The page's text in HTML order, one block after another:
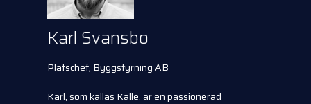
Karl Svansbo
Platschef, Byggstyrning AB
Karl, som kallas Kalle, är en passionerad